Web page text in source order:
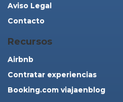
Aviso Legal
Contacto
Recursos
Airbnb
Contratar experiencias
Booking.com viajaenblog